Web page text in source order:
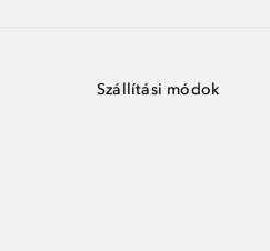
Szállítási módok